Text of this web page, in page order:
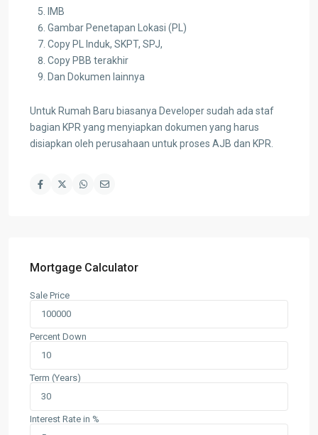
IMB
Gambar Penetapan Lokasi (PL)
Copy PL Induk, SKPT, SPJ,
Copy PBB terakhir
Dan Dokumen lainnya
Untuk Rumah Baru biasanya Developer sudah ada staf
bagian KPR yang menyiapkan dokumen yang harus
disiapkan oleh perusahaan untuk proses AJB dan KPR.
Mortgage Calculator
Sale Price
Percent Down
Term (Years)
Interest Rate in %